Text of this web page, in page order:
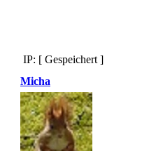
IP: [ Gespeichert ]
Micha